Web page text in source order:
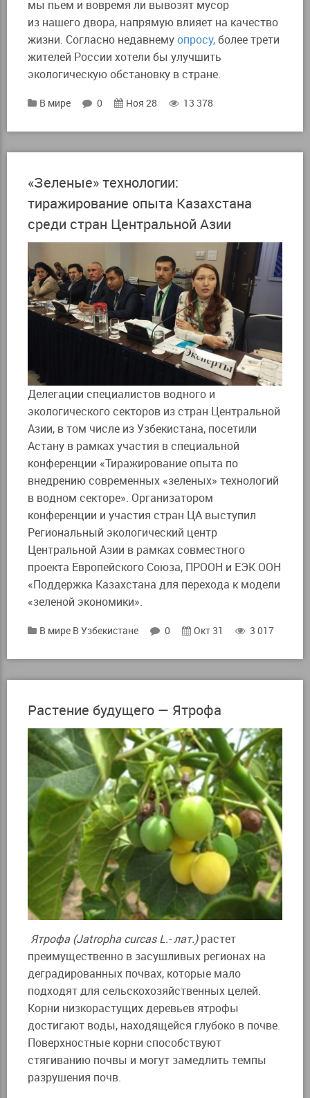
мы пьем и вовремя ли вывозят мусор
из нашего двора, напрямую влияет на качество
жизни. Согласно недавнемуопросу,более трети
жителей России хотели бы улучшить
экологическую обстановку в стране.
В мире 0 Ноя 28 13 378
«Зеленые» технологии:
тиражирование опыта Казахстана
среди стран Центральной Азии
Делегации специалистов водного и
экологического секторов из стран Центральной
Азии, в том числе из Узбекистана, посетили
Астану в рамках участия в специальной
конференции «Тиражирование опыта по
внедрению современных «зеленых» технологий
в водном секторе». Организатором
конференции и участия стран ЦА выступил
Региональный экологический центр
Центральной Азии в рамках совместного
проекта Европейского Союза, ПРООН и ЕЭК ООН
«Поддержка Казахстана для перехода к модели
«зеленой экономики».
В мире В Узбекистане 0 Окт 31 3 017
Растение будущего — Ятрофа
Ятрофа (Jatropha curcas L.- лат.)растет
преимущественно в засушливых регионах на
деградированных почвах, которые мало
подходят для сельскохозяйственных целей.
Корни низкорастущих деревьев ятрофы
достигают воды, находящейся глубоко в почве.
Поверхностные корни способствуют
стягиванию почвы и могут замедлить темпы
разрушения почв.